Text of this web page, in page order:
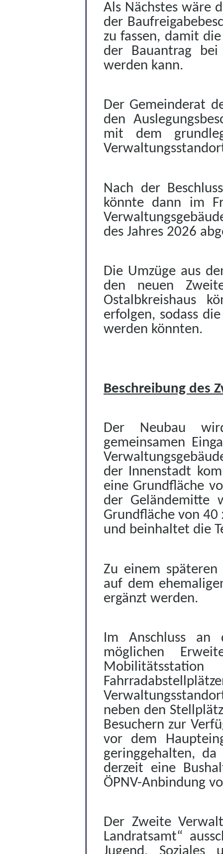
Als Nächstes wäre
der
zu fassen, damit
der Bauantrag
werden kann.
Der Gemeinderat
den
mit dem
Nach der
könnte dann im
des Jahres 2026
Die Umzüge aus
den neuen
Ostalbkreishaus
erfolgen, sodass
werden könnten.
Beschreibung des
Der Neubau
gemeinsamen
der Innenstadt
eine Grundfläche
der Geländemitte
Grundfläche von
und beinhaltet die
Zu einem
auf dem
ergänzt werden.
Im Anschluss an
möglichen
neben den
Besuchern zur
vor dem
geringgehalten,
derzeit eine
ÖPNV-Anbindung
Der Zweite
Landratsamt“